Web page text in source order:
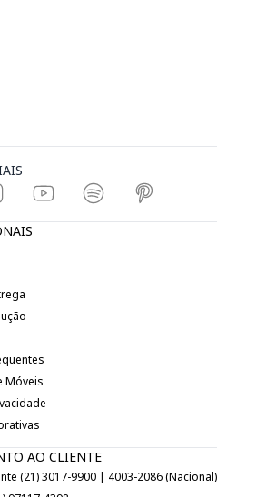
Móveis
AO CLIENTE
(21) 3017-9900 | 4003-2086 (Nacional)